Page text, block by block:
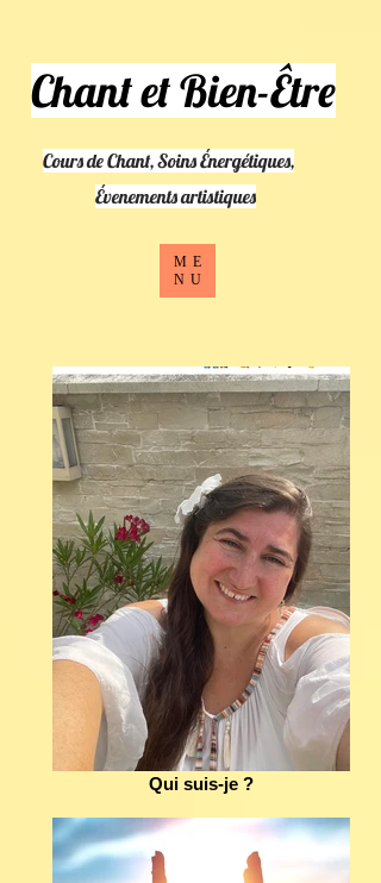
Chant et Bien-Être
Cours de Chant, Soins Énergétiques,
​Évenements artistiques
Qui suis-je ?
ME
NU